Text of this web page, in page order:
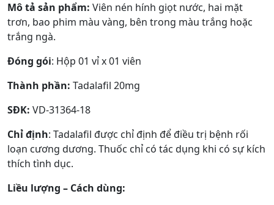
Mô tả sản phẩm: Viên nén hính giọt nước, hai mặt
trơn, bao phim màu vàng, bên trong màu trắng hoặc
trắng ngà.
Đóng gói: Hộp 01 vỉ x 01 viên
Thành phần: Tadalafil 20mg
SĐK: VD-31364-18
Chỉ định: Tadalafil được chỉ định để điều trị bệnh rối
loạn cương dương. Thuốc chỉ có tác dụng khi có sự kích
thích tình dục.
Liều lượng – Cách dùng: